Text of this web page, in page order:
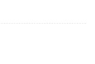
/ 入金